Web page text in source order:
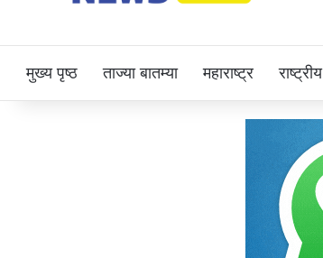
मुख्य पृष्ठ ताज्या बातम्या महाराष्ट्र राष्ट्रीय